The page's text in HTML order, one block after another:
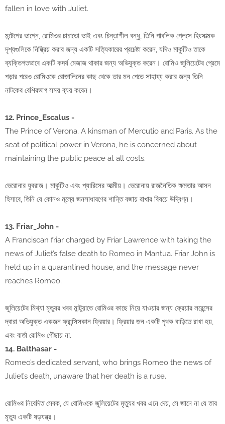
fallen in love with Juliet.
মন্টেগের ভাগ্নে, রোমিওর চাচাতো ভাই এবং চিন্তাশীল বন্ধু, তিনি পাবলিক প্লেসে হিংসাত্মক
দৃশ্যগুলিকে নিষ্ক্রিয় করার জন্য একটি সত্যিকারের প্রচেষ্টা করেন, যদিও মার্কুটিও তাকে
ব্যক্তিগতভাবে একটি কদর্য মেজাজ থাকার জন্য অভিযুক্ত করেন। রোমিও জুলিয়েটের প্রেমে
পড়ার পরেও রোমিওকে রোজালিনের কাছ থেকে তার মন পেতে সাহায্য করার জন্য তিনি
নাটকের বেশিরভাগ সময় ব্যয় করেন।
12. Prince_Escalus -
The Prince of Verona. A kinsman of Mercutio and Paris. As the
seat of political power in Verona, he is concerned about
maintaining the public peace at all costs.
ভেরোনার যুবরাজ। মার্কুটিও এবং প্যারিসের আত্মীয়। ভেরোনায় রাজনৈতিক ক্ষমতার আসন
হিসাবে, তিনি যে কোনও মূল্যে জনসাধারণের শান্তি বজায় রাখার বিষয়ে উদ্বিগ্ন।
13. Friar_John -
A Franciscan friar charged by Friar Lawrence with taking the
news of Juliet’s false death to Romeo in Mantua. Friar John is
held up in a quarantined house, and the message never
reaches Romeo.
জুলিয়েটের মিথ্যা মৃত্যুর খবর মান্টুয়াতে রোমিওর কাছে নিয়ে যাওয়ার জন্য ফ্রেয়ার লরেন্সের
দ্বারা অভিযুক্ত একজন ফ্রান্সিসকান ফ্রিয়ার। ফ্রিয়ার জন একটি পৃথক বাড়িতে রাখা হয়,
এবং বার্তা রোমিও পৌঁছায় না.
14. Balthasar -
Romeo’s dedicated servant, who brings Romeo the news of
Juliet’s death, unaware that her death is a ruse.
রোমিওর নিবেদিত সেবক, যে রোমিওকে জুলিয়েটের মৃত্যুর খবর এনে দেয়, সে জানে না যে তার
মৃত্যু একটি ষড়যন্ত্র।